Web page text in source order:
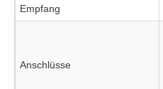
Empfang
Anschlüsse